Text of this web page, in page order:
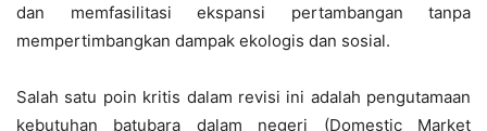
dan memfasilitasi ekspansi pertambangan tanpa
mempertimbangkan dampak ekologis dan sosial.
Salah satu poin kritis dalam revisi ini adalah pengutamaan
kebutuhan batubara dalam negeri (Domestic Market